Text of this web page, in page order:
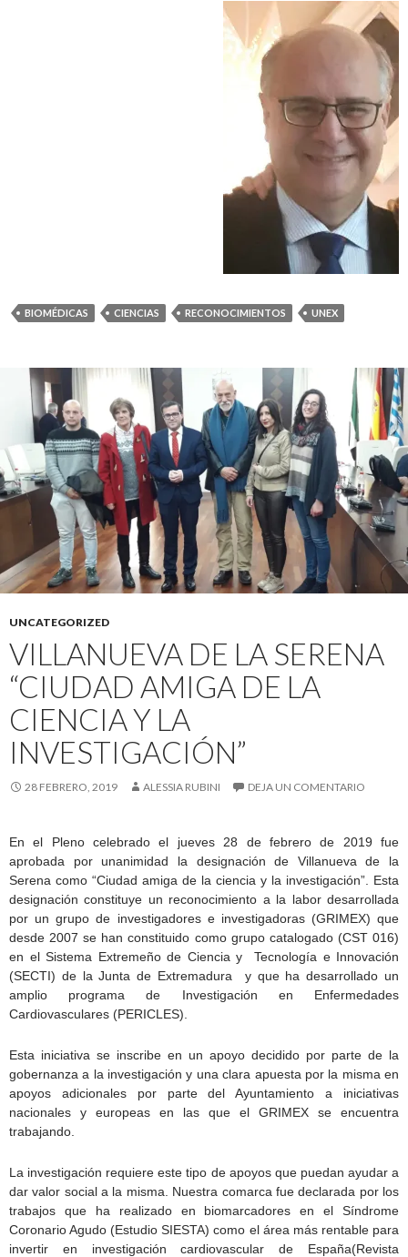
BIOMÉDICAS CIENCIAS RECONOCIMIENTOS UNEX
UNCATEGORIZED
VILLANUEVA DE LA SERENA
“CIUDAD AMIGA DE LA
CIENCIA Y LA
INVESTIGACIÓN”
28 FEBRERO, 2019 ALESSIA RUBINI DEJA UN COMENTARIO
En el Pleno celebrado el jueves 28 de febrero de 2019 fue
aprobada por unanimidad la designación de Villanueva de la
Serena como “Ciudad amiga de la ciencia y la investigación”. Esta
designación constituye un reconocimiento a la labor desarrollada
por un grupo de investigadores e investigadoras (GRIMEX) que
desde 2007 se han constituido como grupo catalogado (CST 016)
en el Sistema Extremeño de Ciencia y Tecnología e Innovación
(SECTI) de la Junta de Extremadura y que ha desarrollado un
amplio programa de Investigación en Enfermedades
Cardiovasculares (PERICLES).
Esta iniciativa se inscribe en un apoyo decidido por parte de la
gobernanza a la investigación y una clara apuesta por la misma en
apoyos adicionales por parte del Ayuntamiento a iniciativas
nacionales y europeas en las que el GRIMEX se encuentra
trabajando.
La investigación requiere este tipo de apoyos que puedan ayudar a
dar valor social a la misma. Nuestra comarca fue declarada por los
trabajos que ha realizado en biomarcadores en el Síndrome
Coronario Agudo (Estudio SIESTA) como el área más rentable para
invertir en investigación cardiovascular de España(Revista